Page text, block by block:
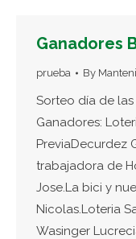
Ganadores
prueba By
Sorteo día de
Ganadores:
PreviaDecurdez
trabajadora de
Jose.La bici y
Nicolas.Loteria
Wasinger